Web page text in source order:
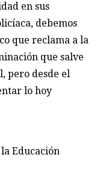
en sus
debemos
que reclama a la
que salve
pero desde el
lo hoy
Educación